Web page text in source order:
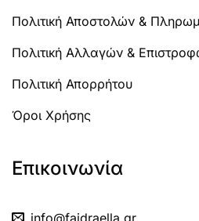
Πολιτική Αποστολών &
Πολιτική Αλλαγών &
Πολιτική Απορρήτου
Όροι Χρήσης
Επικοινωνία